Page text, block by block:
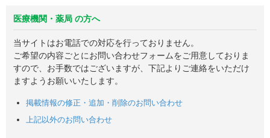
医療機関・薬局 の方へ
当サイトはお電話での対応を行っておりません。
ご希望の内容ごとにお問い合わせフォームをご用意しておりま
すので、お手数ではございますが、下記よりご連絡をいただけ
ますようお願いいたします。
掲載情報の修正・追加・削除のお問い合わせ
上記以外のお問い合わせ